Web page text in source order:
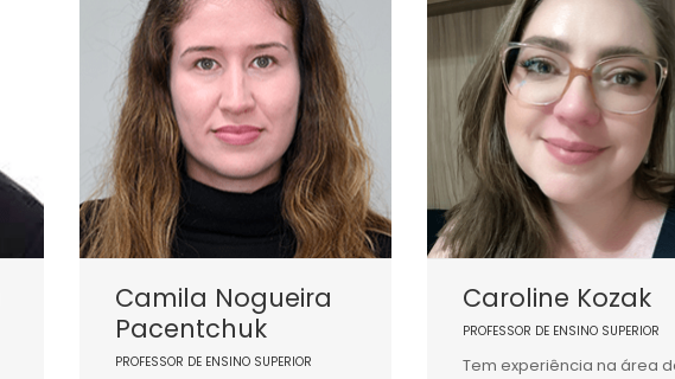
Camila Nogueira
Pacentchuk
PROFESSOR DE ENSINO SUPERIOR
Caroline Kozak
PROFESSOR DE ENSINO SUPERIOR
Tem experiência na área